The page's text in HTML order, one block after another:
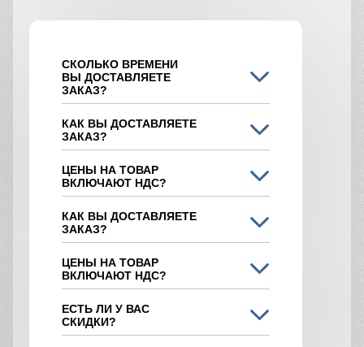
СКОЛЬКО ВРЕМЕНИ
ВЫ ДОСТАВЛЯЕТЕ
ЗАКАЗ?
КАК ВЫ ДОСТАВЛЯЕТЕ
ЗАКАЗ?
ЦЕНЫ НА ТОВАР
ВКЛЮЧАЮТ НДС?
КАК ВЫ ДОСТАВЛЯЕТЕ
ЗАКАЗ?
ЦЕНЫ НА ТОВАР
ВКЛЮЧАЮТ НДС?
ЕСТЬ ЛИ У ВАС
СКИДКИ?